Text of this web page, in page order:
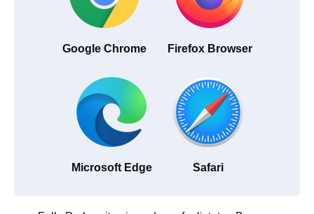
Google Chrome Firefox Browser
Microsoft Edge Safari